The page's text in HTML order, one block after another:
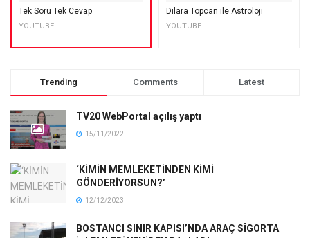
Tek Soru Tek Cevap
YOUTUBE
Dilara Topcan ile Astroloji
YOUTUBE
Trending Comments Latest
TV20 WebPortal açılış yaptı
15/11/2022
‘KİMİN MEMLEKETİNDEN KİMİ
GÖNDERİYORSUN?’
12/12/2023
BOSTANCI SINIR KAPISI’NDA ARAÇ SİGORTA